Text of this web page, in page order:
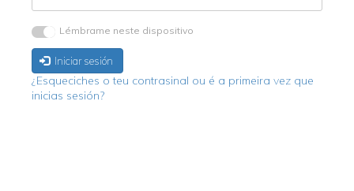
Lémbrame neste dispositivo
Iniciar sesión
¿Esqueciches o teu contrasinal ou é a primeira vez que
inicias sesión?